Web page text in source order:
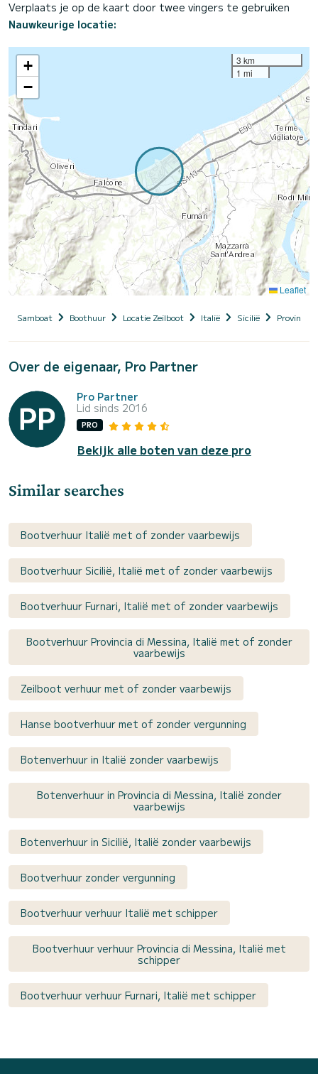
Verplaats je op de kaart door twee vingers te gebruiken
Nauwkeurige locatie:
+
−
3 km
1 mi
Leaflet
Samboat Boothuur Locatie Zeilboot Italië Sicilië Provincia
Over de eigenaar, Pro Partner
Pro Partner
Lid sinds 2016
PRO
Bekijk alle boten van deze pro
Similar searches
Bootverhuur Italië met of zonder vaarbewijs
Bootverhuur Sicilië, Italië met of zonder vaarbewijs
Bootverhuur Furnari, Italië met of zonder vaarbewijs
Bootverhuur Provincia di Messina, Italië met of zonder
vaarbewijs
Zeilboot verhuur met of zonder vaarbewijs
Hanse bootverhuur met of zonder vergunning
Botenverhuur in Italië zonder vaarbewijs
Botenverhuur in Provincia di Messina, Italië zonder
vaarbewijs
Botenverhuur in Sicilië, Italië zonder vaarbewijs
Bootverhuur zonder vergunning
Bootverhuur verhuur Italië met schipper
Bootverhuur verhuur Provincia di Messina, Italië met
schipper
Bootverhuur verhuur Furnari, Italië met schipper